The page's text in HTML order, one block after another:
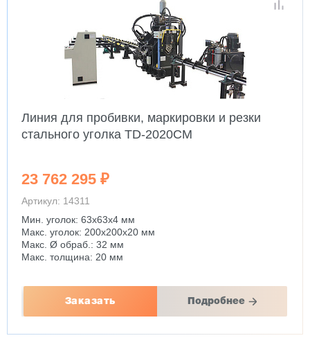
Линия для пробивки, маркировки и резки
стального уголка TD-2020CM
23 762 295 ₽
Артикул: 14311
Мин. уголок: 63x63x4 мм
Макс. уголок: 200x200x20 мм
Макс. Ø обраб.: 32 мм
Макс. толщина: 20 мм
Заказать Подробнее